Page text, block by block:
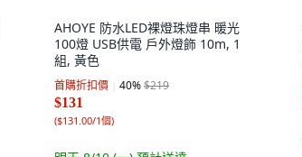
AHOYE 防水LED裸燈珠燈串 暖光
100燈 USB供電 戶外燈飾 10m, 1
組, 黃色
首購折扣價 40%$219
$131
($131.00/1個)